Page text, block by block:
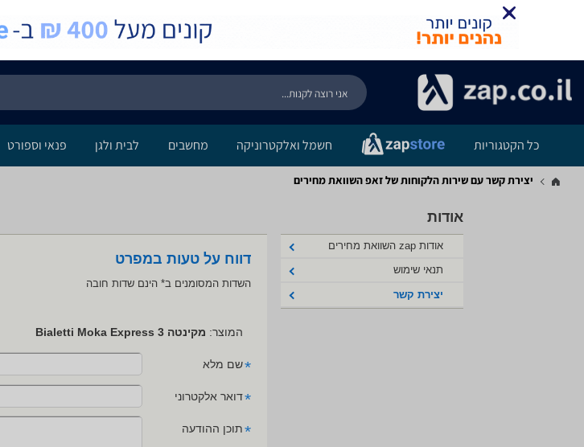
כל הקטגוריות חשמל ואלקטרוניקה מחשבים לבית ולגן פנאי וספורט
יצירת קשר עם שירות הלקוחות של זאפ השוואת מחירים
אודות
אודות zap השוואת מחירים
תנאי שימוש
יצירת קשר
דווח על טעות במפרט
השדות המסומנים ב* הינם שדות חובה
המוצר: מקינטה Bialetti Moka Express 3
*שם מלא
*דואר אלקטרוני
*תוכן ההודעה